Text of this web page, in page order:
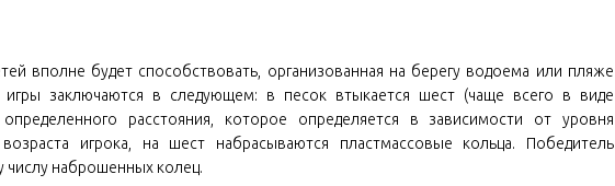
вполне будет способствовать, организованная на берегу водоема или пляже
игры заключаются в следующем: в песок втыкается шест (чаще всего в виде
расстояния, которое определяется в зависимости от уровня
игрока, на шест набрасываются пластмассовые кольца. Победитель
наброшенных колец.